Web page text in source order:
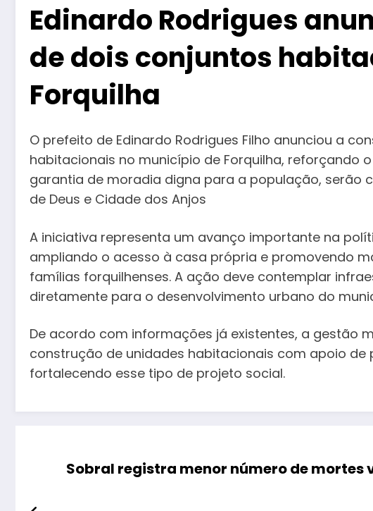
Edinardo Rodrigues
de dois conjuntos
Forquilha
O prefeito de Edinardo Rodrigues Filho anunciou a
habitacionais no município de Forquilha, reforçando
garantia de moradia digna para a população, serão
de Deus e Cidade dos Anjos
A iniciativa representa um avanço importante na
ampliando o acesso à casa própria e promovendo
famílias forquilhenses. A ação deve contemplar
diretamente para o desenvolvimento urbano do
De acordo com informações já existentes, a gestão
construção de unidades habitacionais com apoio
fortalecendo esse tipo de projeto social.
Sobral registra menor número de